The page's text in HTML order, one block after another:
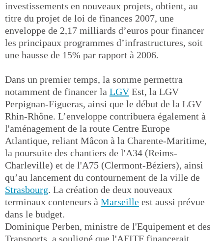
investissements en nouveaux projets, obtient, au
titre du projet de loi de finances 2007, une
enveloppe de 2,17 milliards d’euros pour financer
les principaux programmes d’infrastructures, soit
une hausse de 15% par rapport à 2006.
Dans un premier temps, la somme permettra
notamment de financer la LGVEst, la LGV
Perpignan-Figueras, ainsi que le début de la LGV
Rhin-Rhône. L’enveloppe contribuera également à
l'aménagement de la route Centre Europe
Atlantique, reliant Mâcon à la Charente-Maritime,
la poursuite des chantiers de l'A34 (Reims-
Charleville) et de l'A75 (Clermont-Béziers), ainsi
qu’au lancement du contournement de la ville de
Strasbourg. La création de deux nouveaux
terminaux conteneurs à Marseille est aussi prévue
dans le budget.
Dominique Perben, ministre de l'Equipement et des
Transports, a souligné que l'AFITF financerait